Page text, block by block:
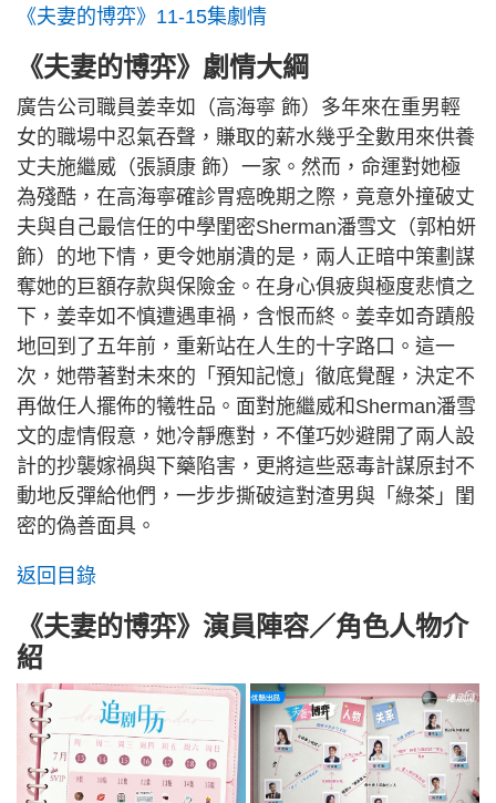
《夫妻的博弈》11-15集劇情
《夫妻的博弈》劇情大綱
廣告公司職員姜幸如（高海寧 飾）多年來在重男輕
女的職場中忍氣吞聲，賺取的薪水幾乎全數用來供養
丈夫施繼威（張頴康 飾）一家。然而，命運對她極
為殘酷，在高海寧確診胃癌晚期之際，竟意外撞破丈
夫與自己最信任的中學閨密Sherman潘雪文（郭柏妍
飾）的地下情，更令她崩潰的是，兩人正暗中策劃謀
奪她的巨額存款與保險金。在身心俱疲與極度悲憤之
下，姜幸如不慎遭遇車禍，含恨而終。姜幸如奇蹟般
地回到了五年前，重新站在人生的十字路口。這一
次，她帶著對未來的「預知記憶」徹底覺醒，決定不
再做任人擺佈的犧牲品。面對施繼威和Sherman潘雪
文的虛情假意，她冷靜應對，不僅巧妙避開了兩人設
計的抄襲嫁禍與下藥陷害，更將這些惡毒計謀原封不
動地反彈給他們，一步步撕破這對渣男與「綠茶」閨
密的偽善面具。
返回目錄
《夫妻的博弈》演員陣容／角色人物介
紹